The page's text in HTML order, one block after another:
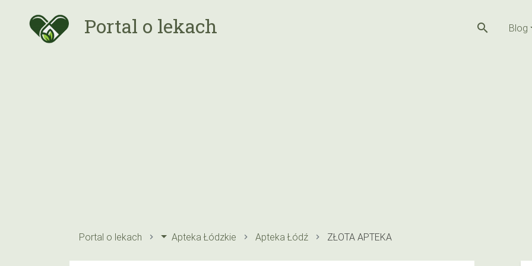
Portal o lekach search Blog
Portal o lekach Apteka Łódzkie Apteka Łódź ZŁOTA APTEKA